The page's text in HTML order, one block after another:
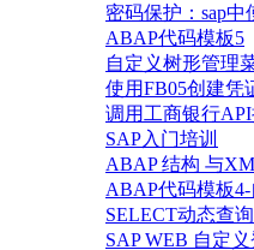
密码保护：sap
ABAP代码模板5
自定义树形管理
使用FB05创建凭
调用工商银行API
SAP入门培训
ABAP 结构 与
ABAP代码模板
SELECT动态查
SAP WEB 自定